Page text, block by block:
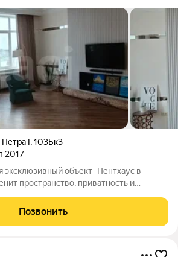
Петра I,103Бк3
2017
эксклюзивный объект- Пентхаус в
пространство, приватность и
по отдельности Общая площадь
Позвонить